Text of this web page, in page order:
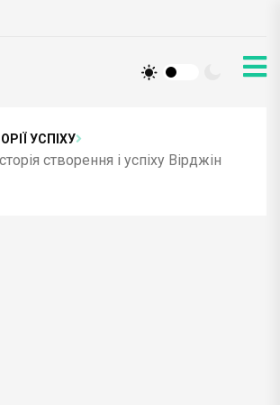
УСПІХУ
створення і успіху Вірджін